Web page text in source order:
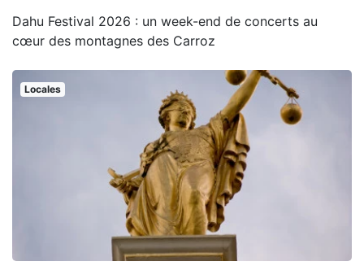
Dahu Festival 2026 : un week-end de concerts au
cœur des montagnes des Carroz
Locales